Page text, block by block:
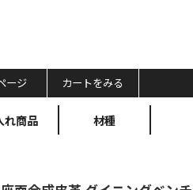
ージ カートをみる
れ商品 材種